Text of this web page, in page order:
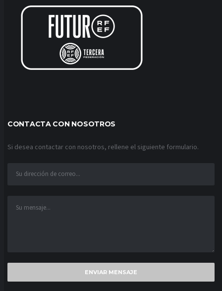
CONTACTA CON NOSOTROS
Si desea contactar con nosotros, rellene el siguiente formulario.